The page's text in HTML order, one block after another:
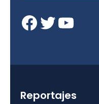
Facebook Twitter YouTube
Reportajes